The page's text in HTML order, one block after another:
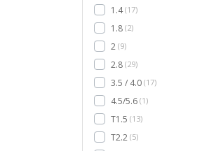
1.4 17
1.8 2
2 9
2.8 29
3.5 / 4.0 17
4.5/5.6 1
T1.5 13
T2.2 5